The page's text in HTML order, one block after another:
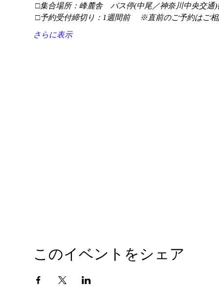
□集合場所：峰麓舎　バス停(中尾／神奈川中央交通)
□予約受付締切り：1週間前 　※直前のご予約はご
さらに表示
このイベントをシェア